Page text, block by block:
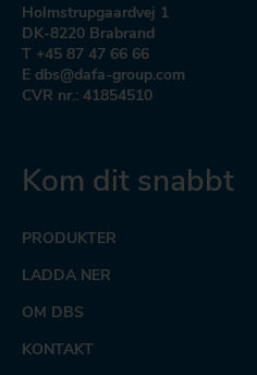
Holmstrupgaardvej 1
DK-8220 Brabrand
T +45 87 47 66 66
E dbs@dafa-group.com
CVR nr.: 41854510
Kom dit snabbt
PRODUKTER
LADDA NER
OM DBS
KONTAKT